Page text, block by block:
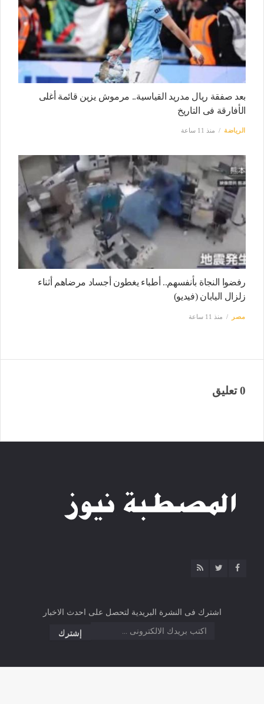
بعد صفقة ريال مدريد القياسية.. مرموش يزين قائمة أغلى
الأفارقة فى التاريخ
الرياضة منذ 11 ساعة
رفضوا النجاة بأنفسهم.. أطباء يغطون أجساد مرضاهم أثناء
زلزال اليابان (فيديو)
مصر منذ 11 ساعة
0 تعليق
اشترك فى النشرة البريدية لتحصل على احدث الاخبار